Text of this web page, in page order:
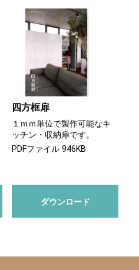
四方框扉
１ｍｍ単位で製作可能なキ
ッチン・収納扉です。
PDFファイル 946KB
ダウンロード